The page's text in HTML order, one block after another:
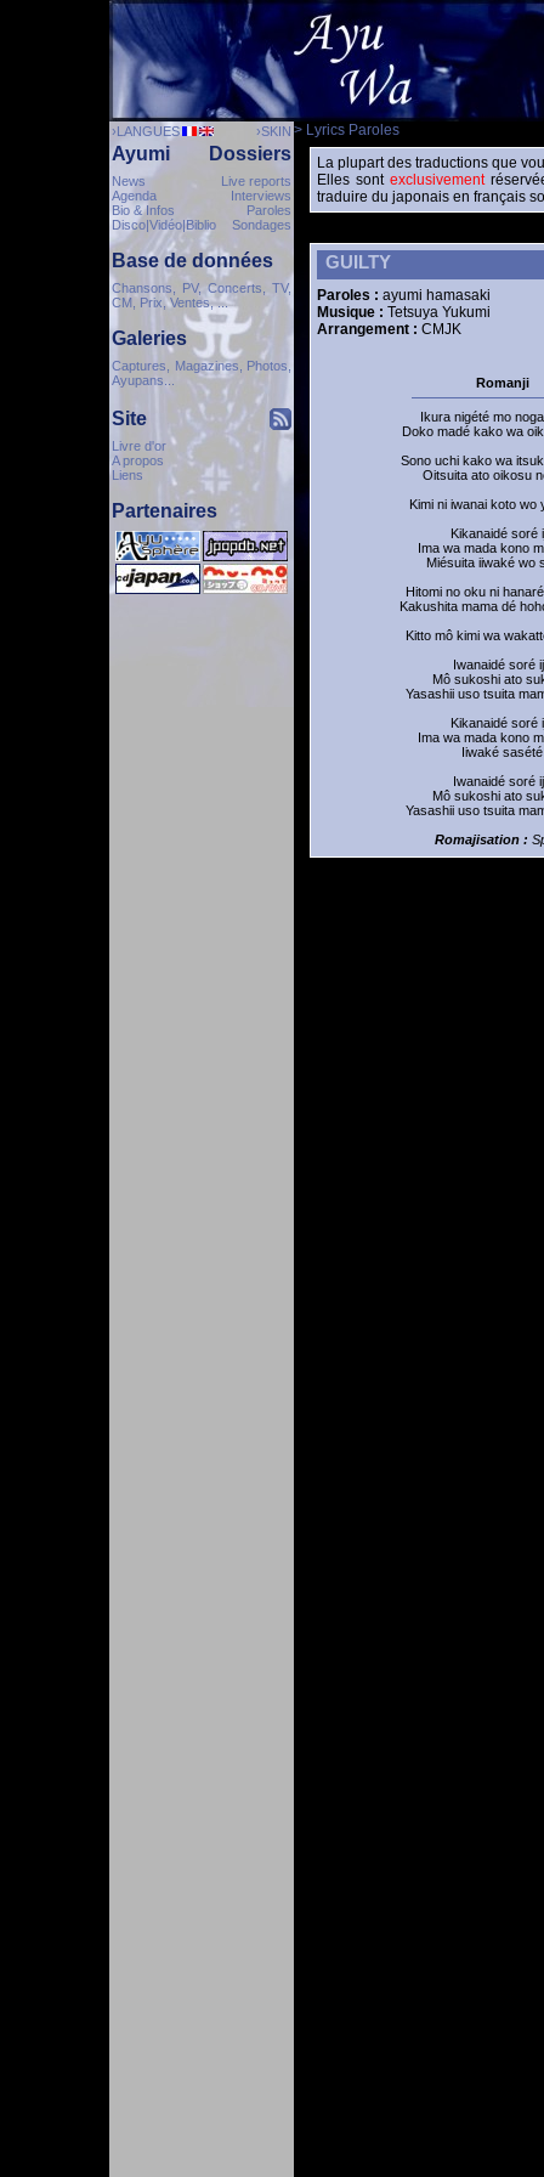
›LANGUES ›SKIN
Ayumi
News
Agenda
Bio & Infos
Disco|Vidéo|Biblio
Dossiers
Live reports
Interviews
Paroles
Sondages
Base de données
Chansons, PV, Concerts, TV,
CM, Prix, Ventes, ...
Galeries
Captures, Magazines, Photos,
Ayupans...
Site
Livre d'or
A propos
Liens
Partenaires
> Lyrics Paroles
La plupart des traductions que
Elles sontexclusivement
traduire du japonais en français
GUILTY
Paroles : ayumi hamasaki
Musique : Tetsuya Yukumi
Arrangement : CMJK
Romanji
Ikura nigété mo
Doko madé kako wa
Sono uchi kako wa
Oitsuita ato oikosu
Kimi ni iwanai koto wo
Kikanaidé soré
Ima wa mada kono
Miésuita iiwaké wo
Hitomi no oku ni
Kakushita mama dé
Kitto mô kimi wa
Iwanaidé soré
Mô sukoshi ato
Yasashii uso tsuita
Kikanaidé soré
Ima wa mada kono
Iiwaké sasété
Iwanaidé soré
Mô sukoshi ato
Yasashii uso tsuita
Romajisation :